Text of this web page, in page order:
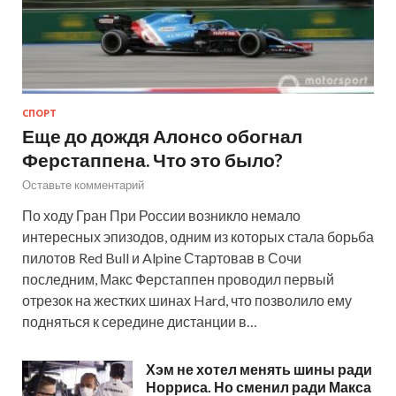
СПОРТ
Еще до дождя Алонсо обогнал
Ферстаппена. Что это было?
Оставьте комментарий
По ходу Гран При России возникло немало
интересных эпизодов, одним из которых стала борьба
пилотов Red Bull и Alpine Стартовав в Сочи
последним, Макс Ферстаппен проводил первый
отрезок на жестких шинах Hard, что позволило ему
подняться к середине дистанции в…
Хэм не хотел менять шины ради
Норриса. Но сменил ради Макса